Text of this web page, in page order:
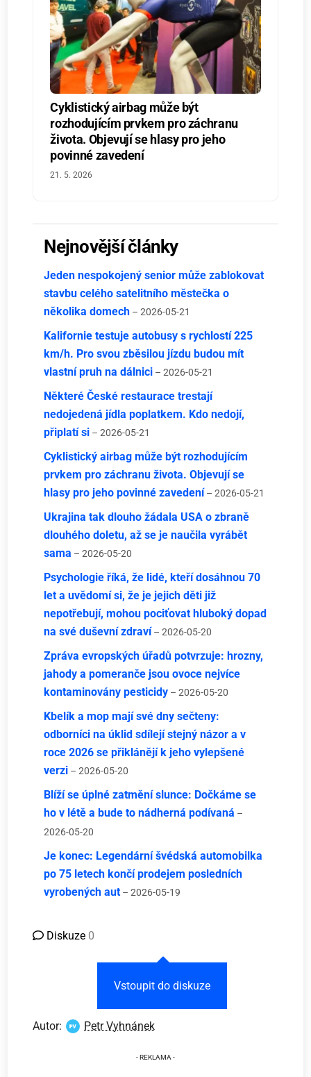
Cyklistický airbag může být
rozhodujícím prvkem pro záchranu
života. Objevují se hlasy pro jeho
povinné zavedení
21. 5. 2026
Nejnovější články
Jeden nespokojený senior může zablokovat
stavbu celého satelitního městečka o
několika domech – 2026-05-21
Kalifornie testuje autobusy s rychlostí 225
km/h. Pro svou zběsilou jízdu budou mít
vlastní pruh na dálnici – 2026-05-21
Některé České restaurace trestají
nedojedená jídla poplatkem. Kdo nedojí,
připlatí si – 2026-05-21
Cyklistický airbag může být rozhodujícím
prvkem pro záchranu života. Objevují se
hlasy pro jeho povinné zavedení – 2026-05-21
Ukrajina tak dlouho žádala USA o zbraně
dlouhého doletu, až se je naučila vyrábět
sama – 2026-05-20
Psychologie říká, že lidé, kteří dosáhnou 70
let a uvědomí si, že je jejich děti již
nepotřebují, mohou pociťovat hluboký dopad
na své duševní zdraví – 2026-05-20
Zpráva evropských úřadů potvrzuje: hrozny,
jahody a pomeranče jsou ovoce nejvíce
kontaminovány pesticidy – 2026-05-20
Kbelík a mop mají své dny sečteny:
odborníci na úklid sdílejí stejný názor a v
roce 2026 se přiklánějí k jeho vylepšené
verzi – 2026-05-20
Blíží se úplné zatmění slunce: Dočkáme se
ho v létě a bude to nádherná podívaná –
2026-05-20
Je konec: Legendární švédská automobilka
po 75 letech končí prodejem posledních
vyrobených aut – 2026-05-19
Diskuze 0
Vstoupit do diskuze
Autor: Petr Vyhnánek